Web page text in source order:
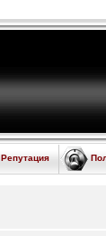
Репутация